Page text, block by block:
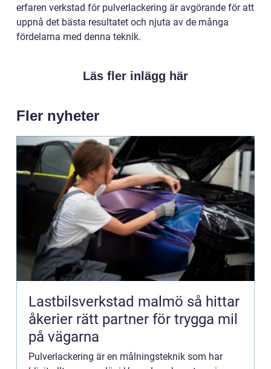
erfaren verkstad för pulverlackering är avgörande för att
uppnå det bästa resultatet och njuta av de många
fördelarna med denna teknik.
Läs fler inlägg här
Fler nyheter
Lastbilsverkstad malmö så hittar
åkerier rätt partner för trygga mil
på vägarna
Pulverlackering är en målningsteknik som har